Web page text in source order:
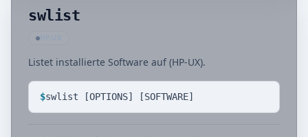
swlist
Listet installierte Software auf (HP-UX).
$swlist [OPTIONS] [SOFTWARE]